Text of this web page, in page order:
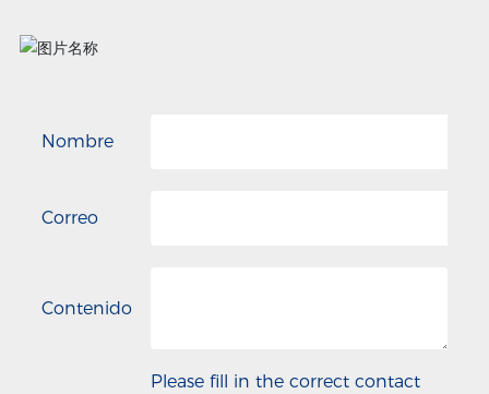
Nombre
Correo
Contenido
Please fill in the correct contact